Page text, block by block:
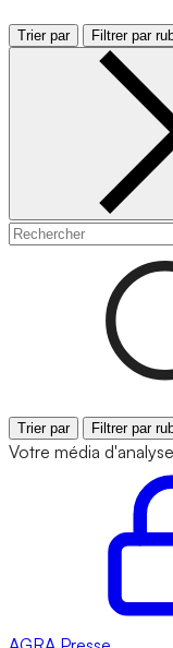
Trier par Filtrer par
Trier par Filtrer par
Votre média